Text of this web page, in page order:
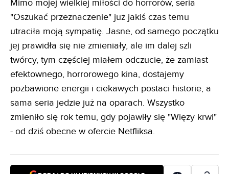
Mimo mojej wielkiej miłości do horrorów, seria
"Oszukać przeznaczenie" już jakiś czas temu
utraciła moją sympatię. Jasne, od samego początku
jej prawidła się nie zmieniały, ale im dalej szli
twórcy, tym częściej miałem odczucie, że zamiast
efektownego, horrorowego kina, dostajemy
pozbawione energii i ciekawych postaci historie, a
sama seria jedzie już na oparach. Wszystko
zmieniło się rok temu, gdy pojawiły się "Więzy krwi"
- od dziś obecne w ofercie Netfliksa.